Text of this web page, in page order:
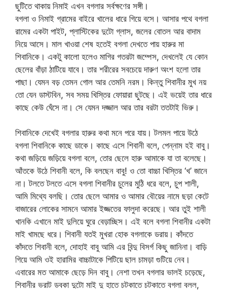
ছুটিতে থাকায় নিমাই এখন বগলার সর্বক্ষণের সঙ্গী।
বগলা ও নিমাই গ্রামের বাইরে খালের ধারে গিয়ে বসে। আসার পথে বগলা
রামের একটা পাইট, প্লাস্টিকের দুটো গ্লাস, জলের বোতল আর বাদাম
নিয়ে আসে। মাল খাওয়া শেষ হতেই বগলা দেখতে পায় হারুর মা
শিবানিকে। একটু কালো হলেও মাগির গতরটা জম্পেস, দেখলেই যে কোন
ছেলের বাঁড়া ঠাটিয়ে যাবে। তার শরীরের সবচেয়ে দারুণ অংশ হলো তার
পাছা। যেমন বড় তেমন গোল আর তেমনি নরম। কিন্তু শিবানীর মুখ নয়
তো যেন ডাস্টবিন, সব সময় খিস্তির ফোয়ারা ছুটছে। এই ভয়েই তার ধারে
কাছে কেউ ঘেঁসে না। সে যেমন দজ্জাল আর তার বরটা ততটাই ভিরু।
শিবানিকে দেখেই বগলার হারুর কথা মনে পরে যায়। টলমল পায়ে উঠে
বগলা শিবানিকে কাছে ডাকে। কাছে এসে শিবানী বলে, পেন্নাম হই বাবু।
কথা জড়িয়ে জড়িয়ে বগলা বলে, তোর ছেলে হারু আমাকে যা তা বলেছে।
আঁতকে উঠে শিবানী বলে, কি বলছেন বাবু! ও তো বাচ্চা খিস্তির ‘খ’ জানে
না। টলতে টলতে এসে বগলা শিবানীর চুলের মুঠি ধরে বলে, চুপ শালী,
আমি মিথ্যে বলছি। তোর ছেলে আমার ও আমার বৌয়ের নামে ছড়া কেটে
বাজারের লোকের সামনে আমার ইজ্জতের ফালুদা করেছে। আর তুই শালী
খানকি এখানে মাই দুলিয়ে ঘুরে বেড়াচ্ছিস। এই বলে বগলা শিবানীর একটা
মাই খামছে ধরে। শিবানী যতই মুখরা হোক বগলাকে ডরায়। কাঁদতে
কাঁদতে শিবানী বলে, দোহাই বাবু আমি এর বিন্দু বিসর্গ কিছু জানিনা। বাড়ি
গিয়ে আমি ওই হারামির বাচ্চাটাকে পিটিয়ে ছাল চামড়া গুটিয়ে নেব।
এবারের মত আমাকে ছেড়ে দিন বাবু। নেশা তখন বগলার ভালই চড়েছে,
শিবানীর ভরাট ডবকা দুটো মাই দু হাতে চটকাতে চটকাতে বগলা বলল,